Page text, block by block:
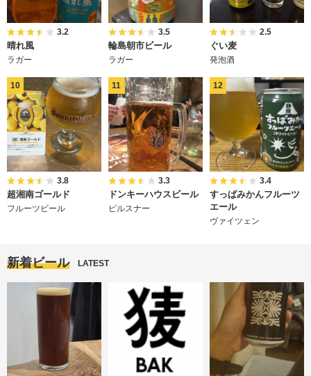
3.2
晴れ風
ラガー
3.5
輪島朝市ビール
ラガー
2.5
ぐい麦
発泡酒
3.8
超湘南ゴールド
フルーツビール
3.3
ドンキーハウスビール
ピルスナー
3.4
すっぱみかんフルーツ
エール
ヴァイツェン
新着ビール LATEST